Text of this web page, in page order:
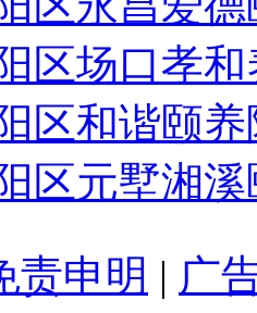
区场口孝
区和谐颐养
区元墅湘
责申明 | 广